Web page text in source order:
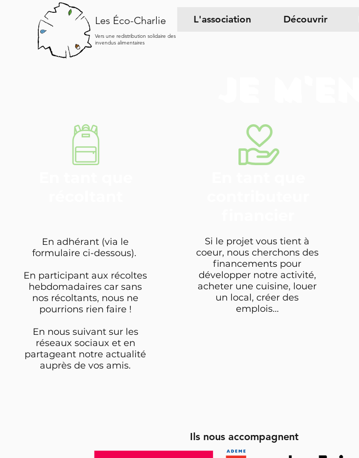
L'association Découvrir
Les Éco-Charlie
Vers une redistribution solidaire des
invendus alimentaires
En adhérant (via le
formulaire ci-dessous).
En participant aux récoltes
hebdomadaires car sans
nos récoltants, nous ne
pourrions rien faire !
En nous suivant sur les
réseaux sociaux et en
partageant notre actualité
auprès de vos amis.
Si le projet vous tient à
coeur, nous cherchons des
financements pour
développer notre activité,
acheter une cuisine, louer
un local, créer des
emplois...
Ils nous accompagnent